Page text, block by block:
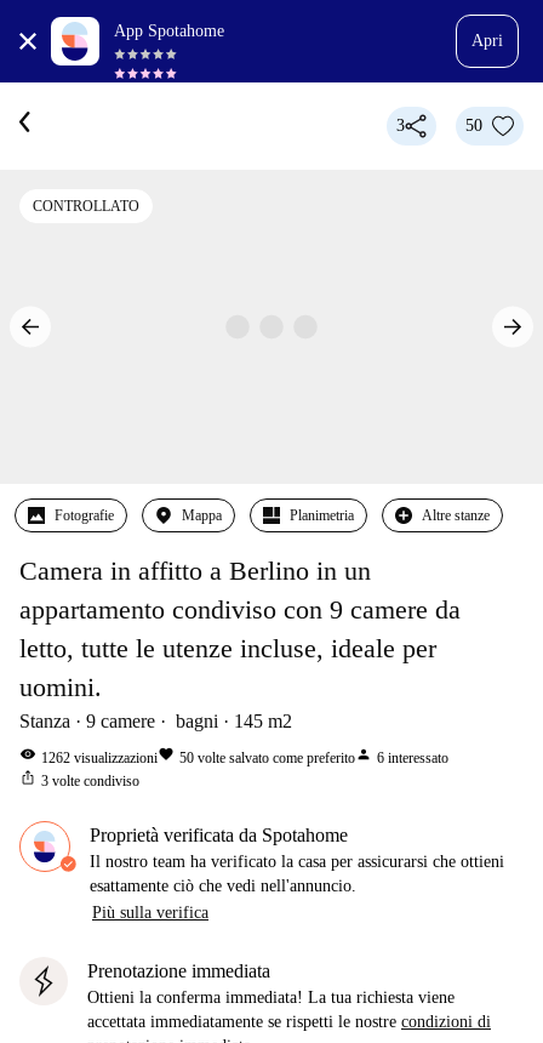
App Spotahome
Apri
3 50
CONTROLLATO
Fotografie Mappa Planimetria Altre stanze
Camera in affitto a Berlino in un
appartamento condiviso con 9 camere da
letto, tutte le utenze incluse, ideale per
uomini.
Stanza 9 camere bagni 145 m2
visibility 1262 visualizzazionifavorite 50 volte salvato come preferitoperson 6 interessato
ios_share 3 volte condiviso
Proprietà verificata da Spotahome
Il nostro team ha verificato la casa per assicurarsi che ottieni
esattamente ciò che vedi nell'annuncio.
Più sulla verifica
Prenotazione immediata
Ottieni la conferma immediata! La tua richiesta viene
accettata immediatamente se rispetti le nostre condizioni di